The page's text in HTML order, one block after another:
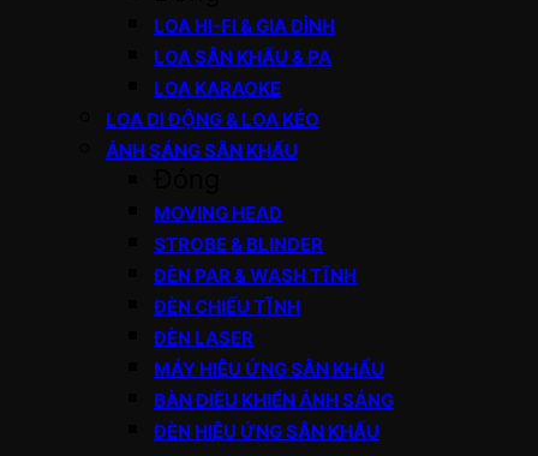
LOA HI-FI & GIA ĐÌNH
LOA SÂN KHẤU & PA
LOA KARAOKE
LOA DI ĐỘNG & LOA KÉO
ÁNH SÁNG SÂN KHẤU
MOVING HEAD
STROBE & BLINDER
ĐÈN PAR & WASH TĨNH
ĐÈN CHIẾU TĨNH
ĐÈN LASER
MÁY HIỆU ỨNG SÂN KHẤU
BÀN ĐIỀU KHIỂN ÁNH SÁNG
ĐÈN HIỆU ỨNG SÂN KHẤU